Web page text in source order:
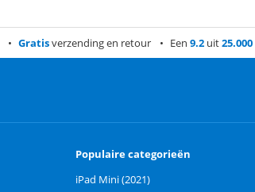
Gratisverzending en retour Een 9.2 uit25.000
Populaire categorieën
iPad Mini (2021)